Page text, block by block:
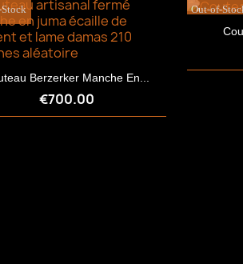
Berzerker Manche En...
€700.00
Out-of-